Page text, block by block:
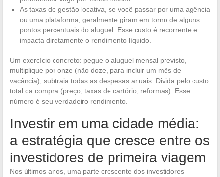
As taxas de gestão locativa, se você passar por uma agência
ou uma plataforma, geralmente giram em torno de alguns
pontos percentuais do aluguel. Esse custo é recorrente e
impacta diretamente o rendimento líquido.
Um exercício concreto: pegue o aluguel mensal previsto,
multiplique por onze (não doze, para incluir um mês de
vacância), subtraia todas as despesas anuais. Divida pelo custo
total da compra (preço, taxas de cartório, reformas). Esse
número é seu verdadeiro rendimento.
Investir em uma cidade média:
a estratégia que cresce entre os
investidores de primeira viagem
Nos últimos anos, uma parte crescente dos investidores